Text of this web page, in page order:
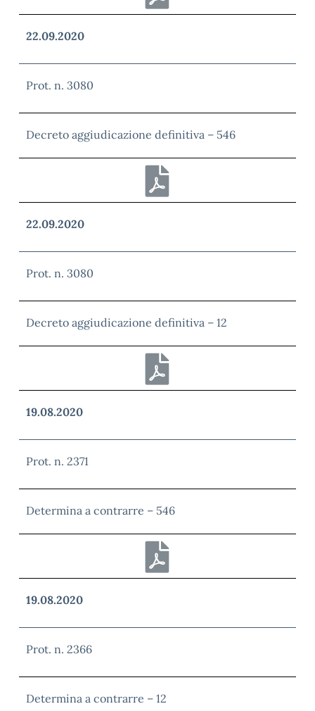
22.09.2020
Prot. n. 3080
Decreto aggiudicazione definitiva – 546
22.09.2020
Prot. n. 3080
Decreto aggiudicazione definitiva – 12
19.08.2020
Prot. n. 2371
Determina a contrarre – 546
19.08.2020
Prot. n. 2366
Determina a contrarre – 12